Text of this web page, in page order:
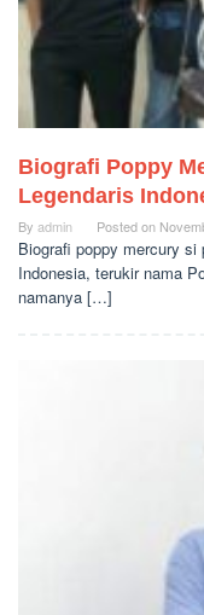
Biografi Poppy
Legendaris
By admin Posted on
Biografi poppy mercury
Indonesia, terukir nama
namanya […]